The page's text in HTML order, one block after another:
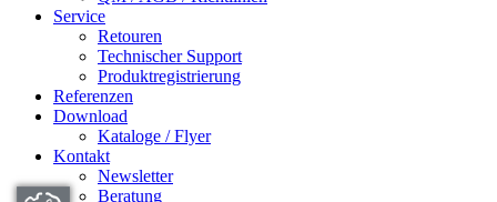
Service
Retouren
Technischer Support
Produktregistrierung
Referenzen
Download
Kataloge / Flyer
Kontakt
Newsletter
Beratung